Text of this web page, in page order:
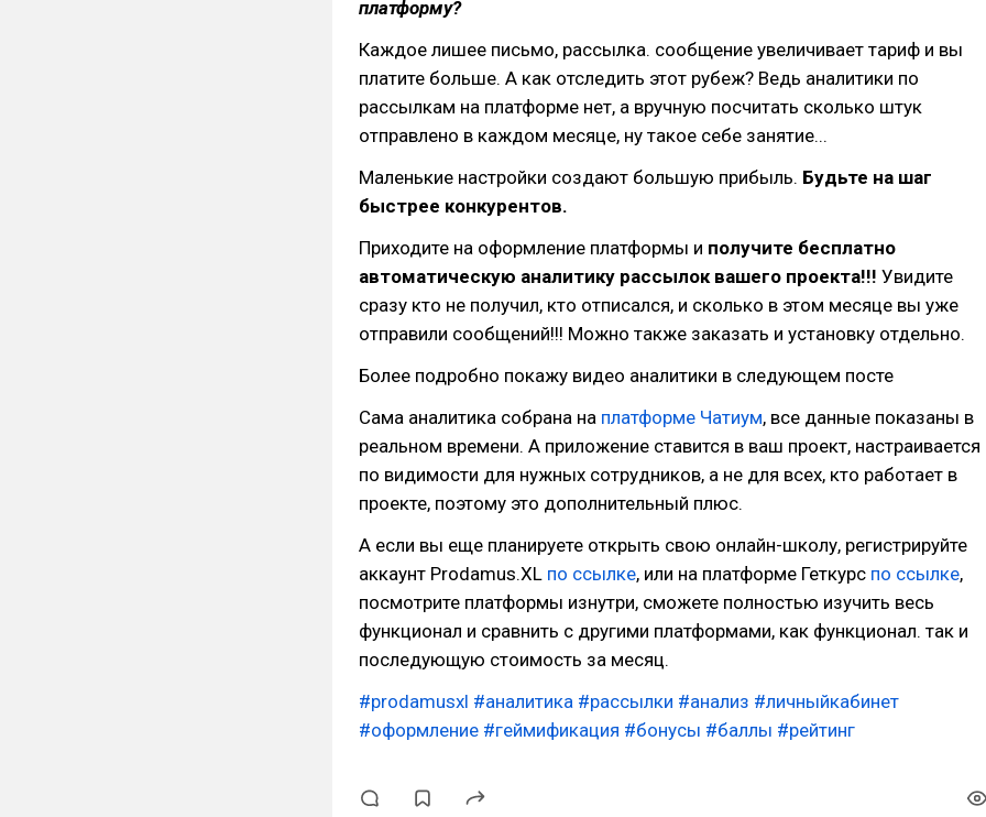
платформу?
Каждое лишее письмо, рассылка. сообщение увеличивает тариф и вы
платите больше. А как отследить этот рубеж? Ведь аналитики по
рассылкам на платформе нет, а вручную посчитать сколько штук
отправлено в каждом месяце, ну такое себе занятие...
Маленькие настройки создают большую прибыль. Будьте на шаг
быстрее конкурентов.
Приходите на оформление платформы и получите бесплатно
автоматическую аналитику рассылок вашего проекта!!! Увидите
сразу кто не получил, кто отписался, и сколько в этом месяце вы уже
отправили сообщений!!! Можно также заказать и установку отдельно.
Более подробно покажу видео аналитики в следующем посте
Сама аналитика собрана на платформе Чатиум, все данные показаны в
реальном времени. А приложение ставится в ваш проект, настраивается
по видимости для нужных сотрудников, а не для всех, кто работает в
проекте, поэтому это дополнительный плюс.
А если вы еще планируете открыть свою онлайн-школу, регистрируйте
аккаунт Prodamus.XL по ссылке, или на платформе Геткурс по ссылке,
посмотрите платформы изнутри, сможете полностью изучить весь
функционал и сравнить с другими платформами, как функционал. так и
последующую стоимость за месяц.
#prodamusxl #аналитика #рассылки #анализ #личныйкабинет
#оформление #геймификация #бонусы #баллы #рейтинг